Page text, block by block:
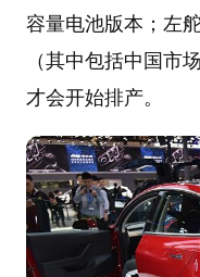
容量电池版本；左
（其中包括中国市
才会开始排产。